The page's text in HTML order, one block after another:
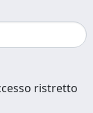
ristretto